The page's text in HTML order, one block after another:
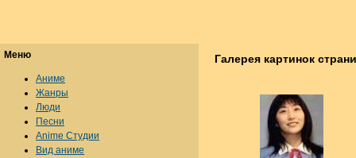
Галерея картинок
Меню
Аниме
Жанры
Люди
Песни
Anime Студии
Вид аниме